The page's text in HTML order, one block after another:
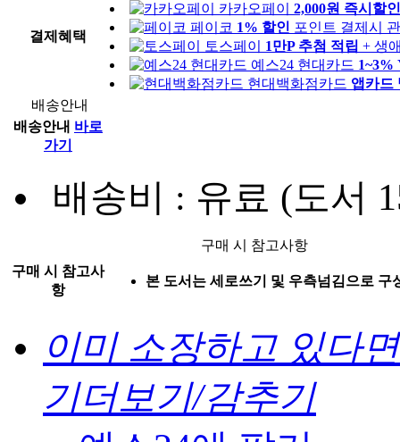
결제혜택
카카오페이 2,000원 즉시할
페이코 1% 할인 포인트 결제시
토스페이 1만P 추첨 적립 + 생
예스24 현대카드 1~3%
현대백화점카드 앱카드
배송안내
배송안내 바로
가기
배송비 : 유료 (도서
구매 시 참고사항
구매 시 참고사
항
본 도서는 세로쓰기 및 우측넘김으로 구
이미 소장하고 있다
기더보기/감추기